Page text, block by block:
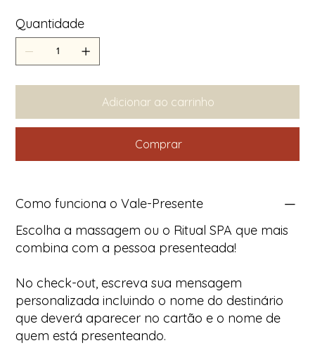
Quantidade
Adicionar ao carrinho
Comprar
Como funciona o Vale-Presente
Escolha a massagem ou o Ritual SPA que mais
combina com a pessoa presenteada!
No check-out, escreva sua mensagem
personalizada incluindo o nome do destinário
que deverá aparecer no cartão e o nome de
quem está presenteando.